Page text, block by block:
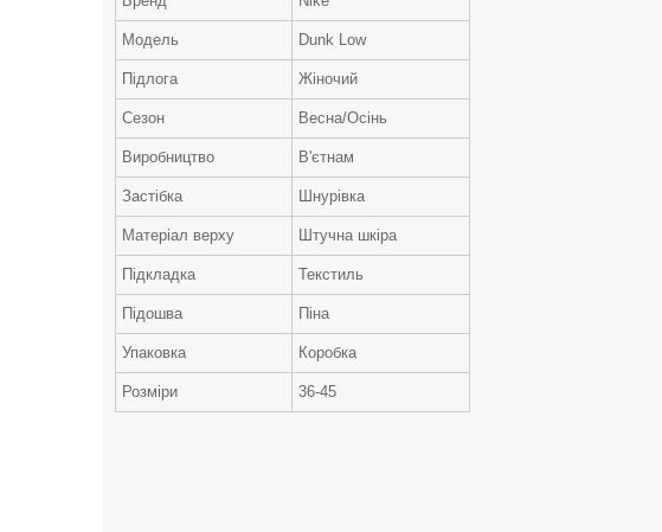
Модель Dunk Low
Підлога Жіночий
Сезон Весна/Осінь
Виробництво В'єтнам
Застібка Шнурівка
Матеріал верху Штучна шкіра
Підкладка Текстиль
Підошва Піна
Упаковка Коробка
Розміри 36-45